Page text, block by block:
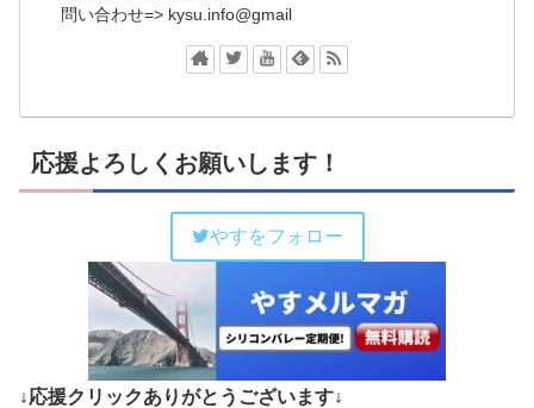
問い合わせ=> kysu.info@gmail
応援よろしくお願いします！
やすをフォロー
↓応援クリックありがとうございます↓